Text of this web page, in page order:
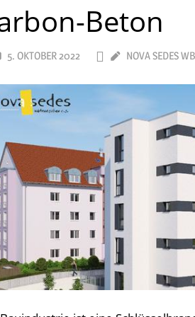
Beton
5. OKTOBER 2022 NOVA SEDES